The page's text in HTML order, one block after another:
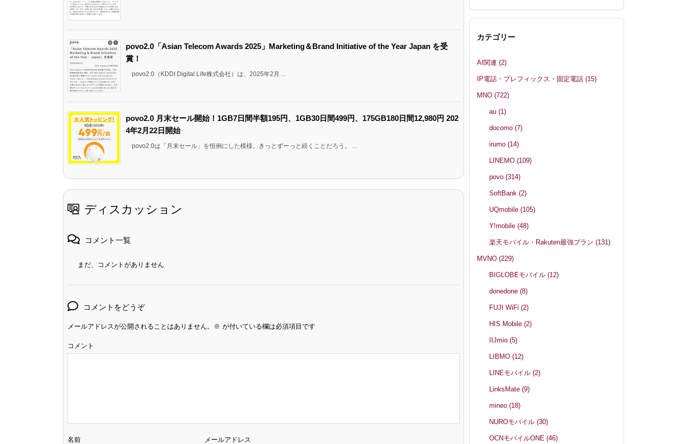
povo2.0「Asian Telecom Awards 2025」Marketing＆Brand Initiative of the Year Japan を受
賞！
povo2.0（KDDI Digital Life株式会社）は、2025年2月 ...
povo2.0 月末セール開始！1GB7日間半額195円、1GB30日間499円、175GB180日間12,980円 202
4年2月22日開始
povo2.0は「月末セール」を恒例にした模様。きっとずーっと続くことだろう。 ...
ディスカッション
コメント一覧
まだ、コメントがありません
コメントをどうぞ
メールアドレスが公開されることはありません。 ※ が付いている欄は必須項目です
コメント
名前 メールアドレス
カテゴリー
AI関連 (2)
IP電話・プレフィックス・固定電話 (15)
MNO (722)
au(1)
docomo(7)
irumo(14)
LINEMO(109)
povo(314)
SoftBank(2)
UQmobile(105)
Y!mobile(48)
楽天モバイル・Rakuten最強プラン(131)
MVNO (229)
BIGLOBEモバイル(12)
donedone(8)
FUJI WiFi(2)
HIS Mobile(2)
IIJmio(5)
LIBMO(12)
LINEモバイル(2)
LinksMate(9)
mineo(18)
NUROモバイル(30)
OCNモバイルONE(46)